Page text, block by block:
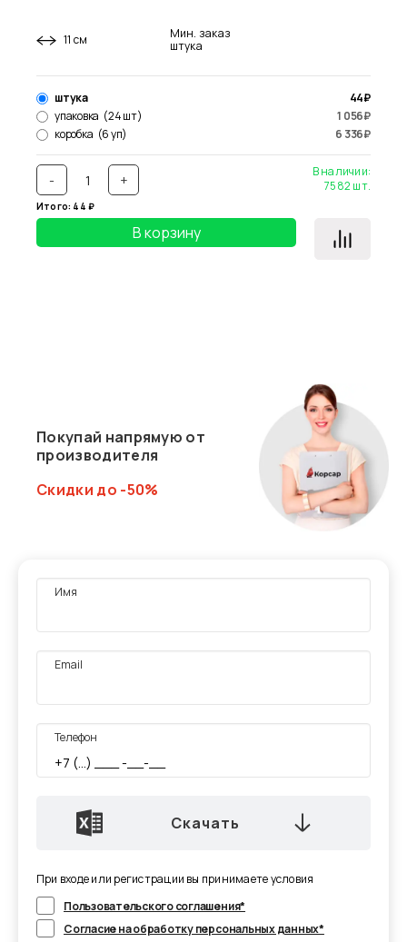
11 см
Мин. заказ
штука
штука 44₽
упаковка (24 шт) 1 056₽
коробка (6 уп) 6 336₽
- +
В наличии:
7582 шт.
Итого: 44 ₽
В корзину
Имя
Email
Телефон
Скачать
При входе или регистрации вы принимаете условия
Пользовательского соглашения*
Согласие на обработку персональных данных*
Покупай напрямую от
производителя
Скидки до -50%